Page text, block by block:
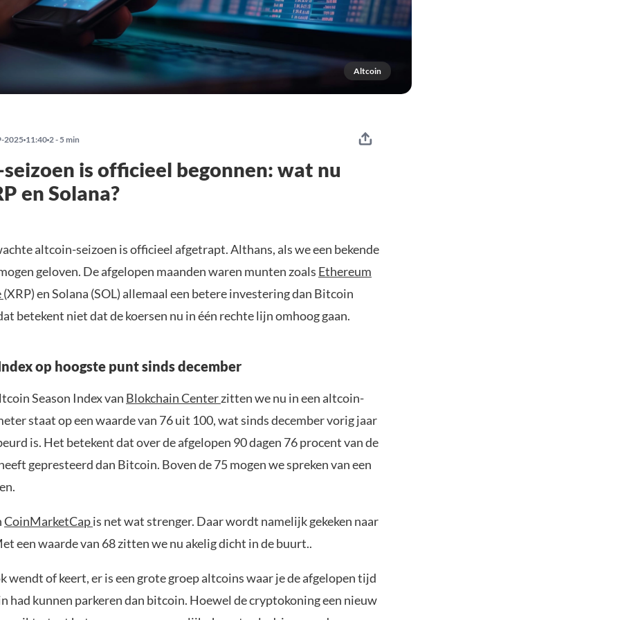
Altcoin
2025 11:40 2 - 5 min
is officieel begonnen: wat nu
en Solana?
altcoin-seizoen is officieel afgetrapt. Althans, als we een bekende
geloven. De afgelopen maanden waren munten zoals Ethereum
(XRP) en Solana (SOL) allemaal een betere investering dan Bitcoin
betekent niet dat de koersen nu in één rechte lijn omhoog gaan.
op hoogste punt sinds december
Season Index van Blokchain Centerzitten we nu in een altcoin-
staat op een waarde van 76 uit 100, wat sinds december vorig jaar
is. Het betekent dat over de afgelopen 90 dagen 76 procent van de
gepresteerd dan Bitcoin. Boven de 75 mogen we spreken van een
CoinMarketCapis net wat strenger. Daar wordt namelijk gekeken naar
een waarde van 68 zitten we nu akelig dicht in de buurt..
wendt of keert, er is een grote groep altcoins waar je de afgelopen tijd
had kunnen parkeren dan bitcoin. Hoewel de cryptokoning een nieuw